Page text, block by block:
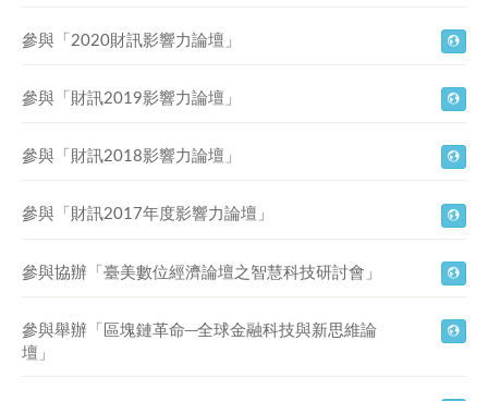
參與「2020財訊影響力論壇」
參與「財訊2019影響力論壇」
參與「財訊2018影響力論壇」
參與「財訊2017年度影響力論壇」
參與協辦「臺美數位經濟論壇之智慧科技研討會」
參與舉辦「區塊鏈革命─全球金融科技與新思維論
壇」